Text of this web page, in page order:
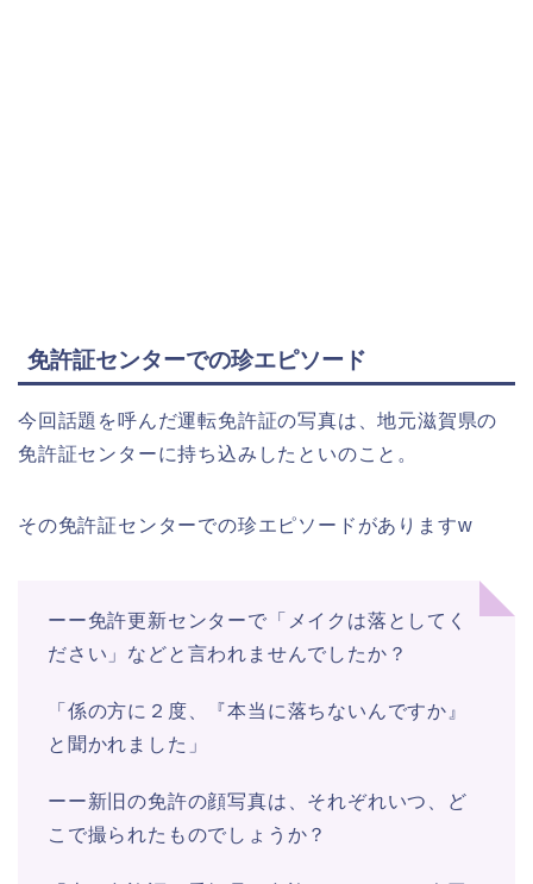
免許証センターでの珍エピソード
今回話題を呼んだ運転免許証の写真は、地元滋賀県の
免許証センターに持ち込みしたといのこと。
その免許証センターでの珍エピソードがありますw
ーー免許更新センターで「メイクは落としてく
ださい」などと言われませんでしたか？
「係の方に２度、『本当に落ちないんですか』
と聞かれました」
ーー新旧の免許の顔写真は、それぞれいつ、ど
こで撮られたものでしょうか？